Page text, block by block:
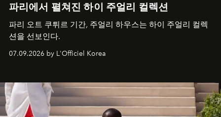
파리에서 펼쳐진 하이 주얼리 컬렉션
파리 오트 쿠튀르 기간, 주얼리 하우스는 하이 주얼리 컬렉
션을 선보인다.
07.09.2026 by L'Officiel Korea